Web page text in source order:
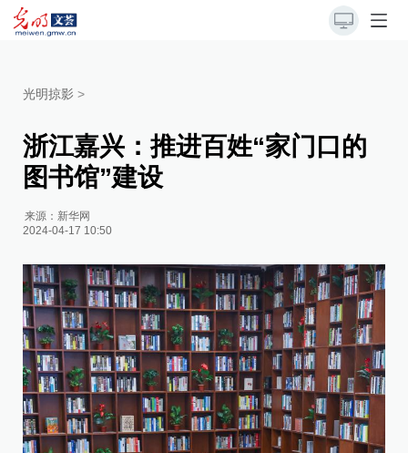
光明掠影 >
浙江嘉兴：推进百姓“家门口的
图书馆”建设
来源： 新华网
2024-04-17 10:50